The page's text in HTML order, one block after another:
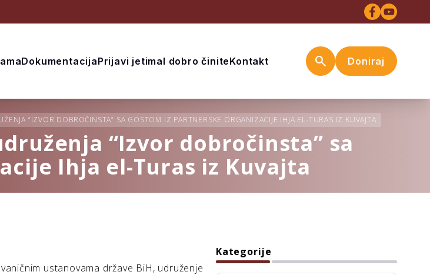
DokumentacijaPrijavi jetimaI dobro činiteKontakt search Doniraj
“IZVOR DOBROČINSTA” SA GOSTOM IZ PARTNERSKE ORGANIZACIJE IHJA EL-TURAS IZ KUVAJTA
“Izvor dobročinsta” sa
Ihja el-Turas iz Kuvajta
ustanovama države BiH, udruženje
Kategorije